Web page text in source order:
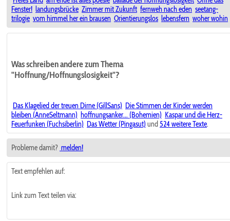
Fenster! landungsbrücke Zimmer mit Zukunft fernweh nach eden seetang-
trilogie vom himmel her ein brausen Orientierungslos lebensfern woher wohin
Was schreiben andere zum Thema
"Hoffnung/Hoffnungslosigkeit"?
Das Klagelied der treuen Dirne (GillSans) Die Stimmen der Kinder werden
bleiben (AnneSeltmann) hoffnungsanker... (Bohemien) Kaspar und die Herz-
Feuerfunken (Fuchsiberlin) Das Wetter (Pingasut) und 524 weitere Texte.
Probleme damit? melden!
Text empfehlen auf:
Link zum Text teilen via: